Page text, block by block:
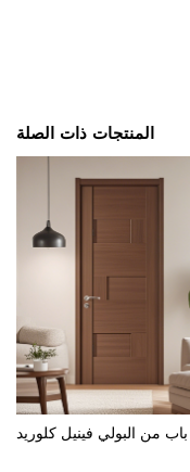
المنتجات ذات الصلة
باب من البولي فينيل كلوريد